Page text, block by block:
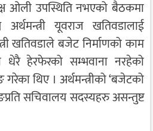
ओली उपस्थिति नभएको बैठकमा
यूवराज खतिवडालाई
खतिवडाले बजेट निर्माणको काम
हेरफेरको सम्भवाना नरहेको
थिए । अर्थमन्त्रीको ‘बजेटको
सचिवालय सदस्यहरु असन्तुष्ट